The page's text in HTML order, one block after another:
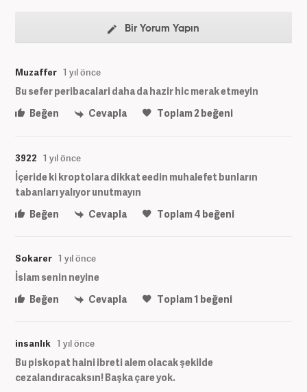
Bir Yorum Yapın
Muzaffer 1 yıl önce
Bu sefer peribacalari daha da hazir hic merak etmeyin
Beğen
Cevapla Toplam2beğeni
3922 1 yıl önce
İçeride ki kroptolara dikkat eedin muhalefet bunların
tabanları yalıyor unutmayın
Beğen
Cevapla Toplam4 beğeni
Sokarer 1 yıl önce
İslam senin neyine
Beğen
Cevapla Toplam1 beğeni
insanlık 1 yıl önce
Bu piskopat haini ibreti alem olacak şekilde
cezalandıracaksın! Başka çare yok.